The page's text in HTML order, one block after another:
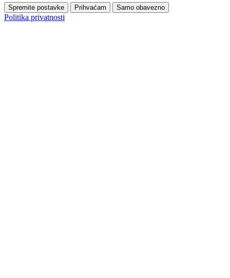
Spremite postavke Prihvaćam Samo obavezno
Politika privatnosti